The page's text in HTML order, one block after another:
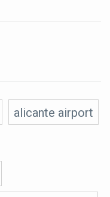
alicante airport